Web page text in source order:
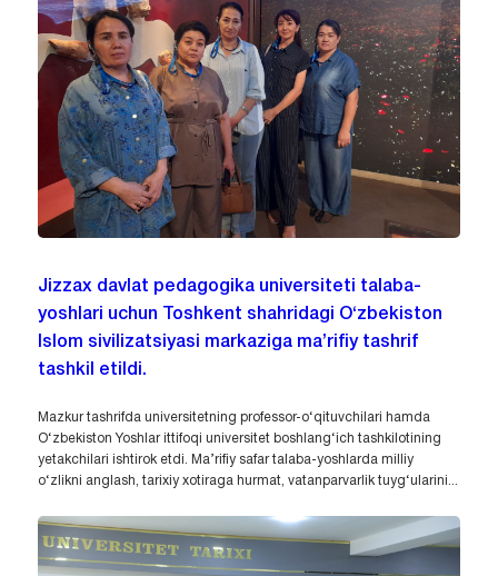
Jizzax davlat pedagogika universiteti talaba-
yoshlari uchun Toshkent shahridagi O‘zbekiston
Islom sivilizatsiyasi markaziga ma’rifiy tashrif
tashkil etildi.
Mazkur tashrifda universitetning professor-o‘qituvchilari hamda
O‘zbekiston Yoshlar ittifoqi universitet boshlang‘ich tashkilotining
yetakchilari ishtirok etdi. Ma’rifiy safar talaba-yoshlarda milliy
o‘zlikni anglash, tarixiy xotiraga hurmat, vatanparvarlik tuyg‘ularini...